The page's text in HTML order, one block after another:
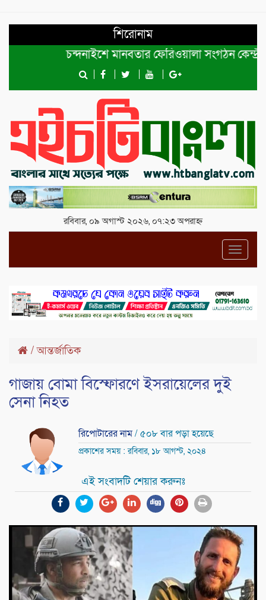
শিরোনাম
চন্দনাইশে মানবতার ফেরিওয়ালা সংগঠন কেন্দ্রীয়
রবিবার, ০৯ অগাস্ট ২০২৬, ০৭:২৩ অপরাহ্ন
/আন্তর্জাতিক
গাজায় বোমা বিস্ফোরণে ইসরায়েলের দুই
সেনা নিহত
রিপোটারের নাম/ ৫০৮ বার পড়া হয়েছে
প্রকাশের সময় : রবিবার, ১৮ আগস্ট, ২০২৪
এই সংবাদটি শেয়ার করুনঃ